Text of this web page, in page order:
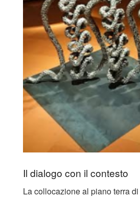
Il dialogo con il contesto
La collocazione al piano terra